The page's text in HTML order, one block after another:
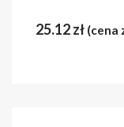
25.12zł (cena